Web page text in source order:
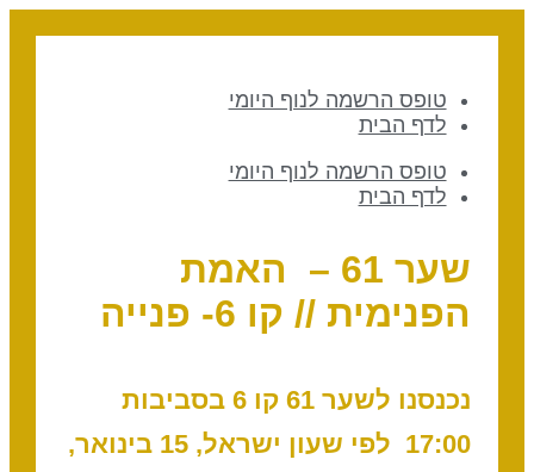
טופס הרשמה לנוף היומי
לדף הבית
טופס הרשמה לנוף היומי
לדף הבית
שער 61 – האמת
הפנימית // קו 6- פנייה
נכנסנו לשער 61 קו 6 בסביבות
17:00 לפי שעון ישראל, 15 בינואר,